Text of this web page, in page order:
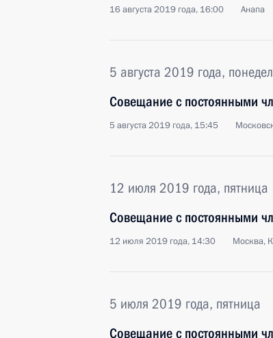
16 августа 2019 года, 16:00 Анапа
5 августа 2019 года,
Совещание с постоянными
5 августа 2019 года, 15:45
12 июля 2019 года, пятница
Совещание с постоянными
12 июля 2019 года, 14:30 Москва,
5 июля 2019 года, пятница
Совещание с постоянными